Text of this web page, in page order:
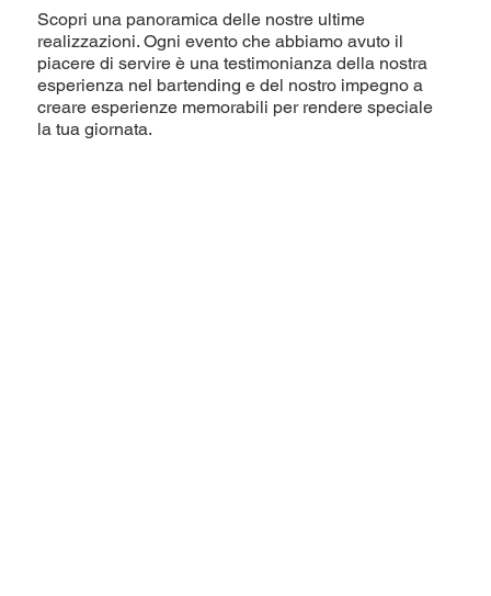
Scopri una panoramica delle nostre ultime
realizzazioni. Ogni evento che abbiamo avuto il
piacere di servire è una testimonianza della nostra
esperienza nel bartending e del nostro impegno a
creare esperienze memorabili per rendere speciale
la tua giornata.